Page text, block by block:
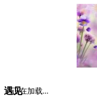
遇见
正在加载...